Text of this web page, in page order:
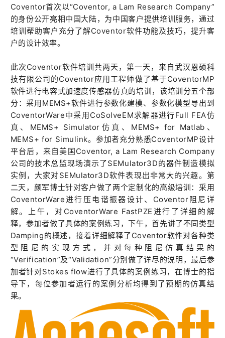
Coventor首次以“Coventor, a Lam Research Company”
的身份公开亮相中国大陆，为中国客户提供培训服务，通过
培训帮助客户充分了解Coventor软件功能及技巧，提升客
户的设计效率。
此次Coventor软件培训共两天，第一天，来自武汉恩硕科
技有限公司的Coventor应用工程师做了基于CoventorMP
软件进行电容式加速度传感器仿真的培训，该培训分五个部
分：采用MEMS+软件进行参数化建模、参数化模型导出到
CoventorWare中采用CoSolveEM求解器进行Full FEA仿
真、MEMS+ Simulator仿真、MEMS+ for Matlab、
MEMS+ for Simulink。参加者充分熟悉CoventorMP设计
平台后，来自美国Coventor, a Lam Research Company
公司的技术总监现场演示了SEMulator3D的器件制造模拟
实例，大家对SEMulator3D软件表现出非常大的兴趣。第
二天，颜军博士针对客户做了两个定制化的高级培训：采用
CoventorWare进行压电谐振器设计、Coventor阻尼详
解。上午，对CoventorWare FastPZE进行了详细的解
释，参加者做了具体的案例练习，下午，首先讲了不同类型
Damping的概述，接着详细解释了Coventor软件对各种类
型阻尼的实现方式，并对每种阻尼仿真结果的
“Verification”及“Validation”分别做了详尽的说明，最后参
加者针对Stokes flow进行了具体的案例练习，在博士的指
导下，每位参加者运行的案例分析均得到了预期的仿真结
果。